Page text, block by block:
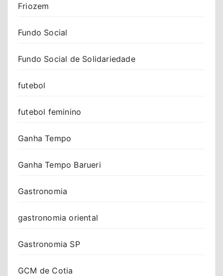
Friozem
Fundo Social
Fundo Social de Solidariedade
futebol
futebol feminino
Ganha Tempo
Ganha Tempo Barueri
Gastronomia
gastronomia oriental
Gastronomia SP
GCM de Cotia